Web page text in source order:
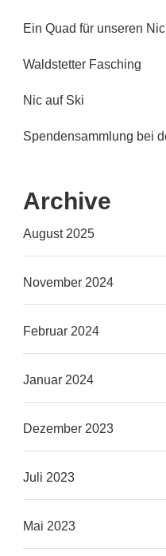
Ein Quad für unseren Nic
Waldstetter Fasching
Nic auf Ski
Spendensammlung bei
Archive
August 2025
November 2024
Februar 2024
Januar 2024
Dezember 2023
Juli 2023
Mai 2023